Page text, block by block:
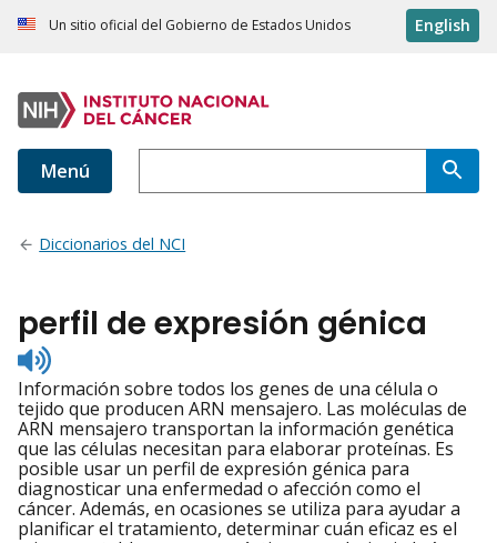
Un sitio oficial del Gobierno de Estados Unidos English
Menú
Diccionarios del NCI
perfil de expresión génica
Listen
to
pronunciation
Información sobre todos los genes de una célula o
tejido que producen ARN mensajero. Las moléculas de
ARN mensajero transportan la información genética
que las células necesitan para elaborar proteínas. Es
posible usar un perfil de expresión génica para
diagnosticar una enfermedad o afección como el
cáncer. Además, en ocasiones se utiliza para ayudar a
planificar el tratamiento, determinar cuán eficaz es el